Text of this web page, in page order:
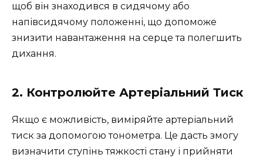
щоб він знаходився в сидячому або
напівсидячому положенні, що допоможе
знизити навантаження на серце та полегшить
дихання.
2. Контролюйте Артеріальний Тиск
Якщо є можливість, виміряйте артеріальний
тиск за допомогою тонометра. Це дасть змогу
визначити ступінь тяжкості стану і прийняти